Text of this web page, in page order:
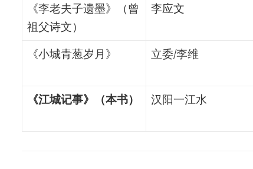
《李老夫子遗墨》（曾
祖父诗文）
李应文
《小城青葱岁月》
立委/李维
《江城记事》（本书）
汉阳一江水